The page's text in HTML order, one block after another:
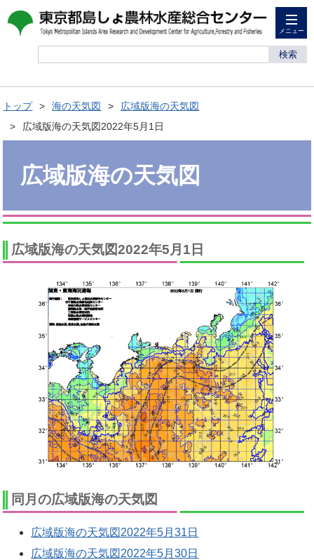
メニュー
検索
トップ 海の天気図
広域版海の天気図
広域版海の天気図2022年5月1日
広域版海の天気図
広域版海の天気図2022年5月1日
同月の広域版海の天気図
広域版海の天気図2022年5月31日
広域版海の天気図2022年5月30日